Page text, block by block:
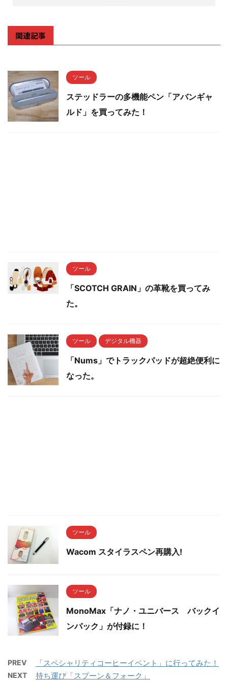
関連記事
ツール
ステッドラーの多機能ペン「アバンギャ
ルド」を買ってみた！
ツール
「SCOTCH GRAIN」の革靴を買ってみ
た。
ツール デジタル機器
「Nums」でトラックパッドが超絶便利に
なった。
ツール
Wacom スタイラスペン再購入!
ツール
MonoMax「ナノ・ユニバース バックイ
ンバック」が付録に！
PREV 「スペシャリティコーヒーイベント」に行ってみた！
NEXT 持ち運び「スプーン＆フォーク」